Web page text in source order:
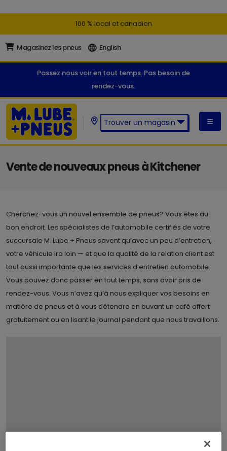
100 % local et canadien
Magasinez les pneus English
Passez nous voir en tout temps. Pas besoin de
rendez-vous.
Trouver un magasin
Pneus:
Vente de nouveaux pneus à Kitchener
Cherchez-vous un nouvel ensemble de pneus? Vous êtes au
bon endroit. Les spécialistes de l’automobile certifiés de votre
succursale M. Lube + Pneus savent qu’avec un peu d’entretien,
votre véhicule ira loin — et que la qualité de la relation client est
tout aussi importante que les services d’entretien automobile.
Vous pouvez donc passer en tout temps, sans avoir pris de
rendez-vous. Vous n’avez qu’à nous expliquer vos besoins en
matière de pneus et à vous détendre en buvant un café offert
gratuitement ou en lisant le journal pendant que nous travaillons.